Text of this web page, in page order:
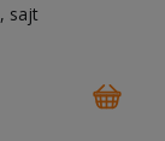
sajt